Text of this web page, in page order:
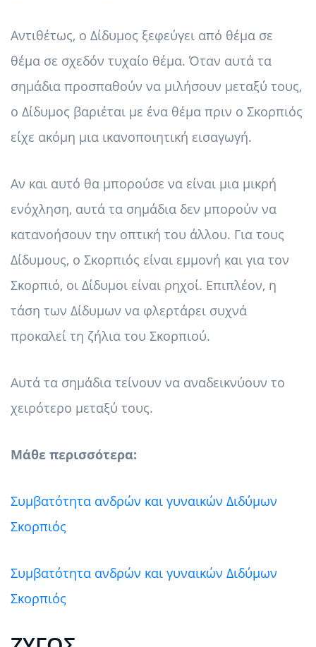
Αντιθέτως, ο Δίδυμος ξεφεύγει από θέμα σε
θέμα σε σχεδόν τυχαίο θέμα. Όταν αυτά τα
σημάδια προσπαθούν να μιλήσουν μεταξύ τους,
ο Δίδυμος βαριέται με ένα θέμα πριν ο Σκορπιός
είχε ακόμη μια ικανοποιητική εισαγωγή.
Αν και αυτό θα μπορούσε να είναι μια μικρή
ενόχληση, αυτά τα σημάδια δεν μπορούν να
κατανοήσουν την οπτική του άλλου. Για τους
Δίδυμους, ο Σκορπιός είναι εμμονή και για τον
Σκορπιό, οι Δίδυμοι είναι ρηχοί. Επιπλέον, η
τάση των Δίδυμων να φλερτάρει συχνά
προκαλεί τη ζήλια του Σκορπιού.
Αυτά τα σημάδια τείνουν να αναδεικνύουν το
χειρότερο μεταξύ τους.
Μάθε περισσότερα:
Συμβατότητα ανδρών και γυναικών Διδύμων
Σκορπιός
Συμβατότητα ανδρών και γυναικών Διδύμων
Σκορπιός